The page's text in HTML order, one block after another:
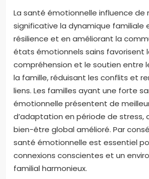
La santé émotionnelle influence de
significative la dynamique familiale
résilience et en améliorant la
états émotionnels sains favorisent
compréhension et le soutien entre
la famille, réduisant les conflits et
liens. Les familles ayant une forte
émotionnelle présentent de
d’adaptation en période de stress,
bien-être global amélioré. Par
santé émotionnelle est essentiel
connexions conscientes et un
familial harmonieux.